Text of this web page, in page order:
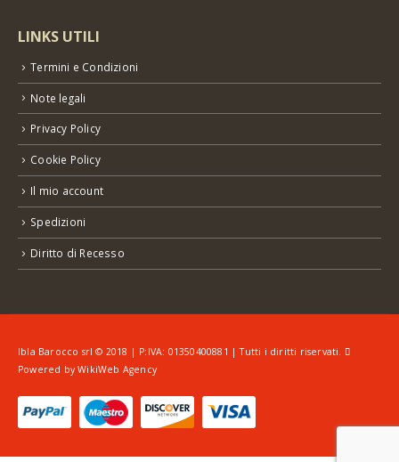
LINKS UTILI
Termini e Condizioni
Note legali
Privacy Policy
Cookie Policy
Il mio account
Spedizioni
Diritto di Recesso
Ibla Barocco srl © 2018 | P:IVA: 01350400881 | Tutti i diritti riservati.
Powered byWikiWeb Agency